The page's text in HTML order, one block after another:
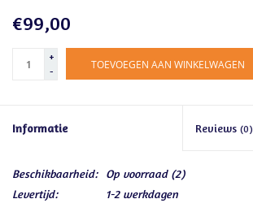
€99,00
+
-
TOEVOEGEN AAN WINKELWAGEN
Informatie Reviews (0)
Beschikbaarheid: Op voorraad(2)
Levertijd:
1-2 werkdagen